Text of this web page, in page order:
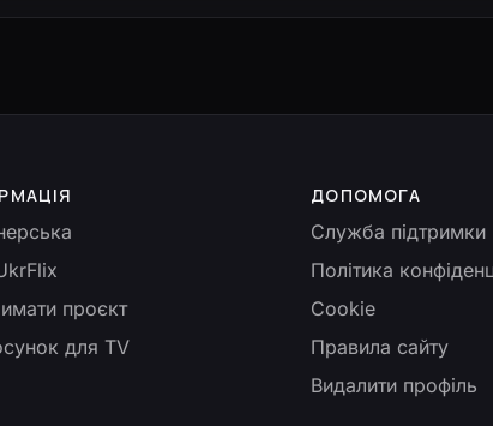
проєкт
для TV
ДОПОМОГА
Служба підтримки
Політика
Cookie
Правила сайту
Видалити профіль